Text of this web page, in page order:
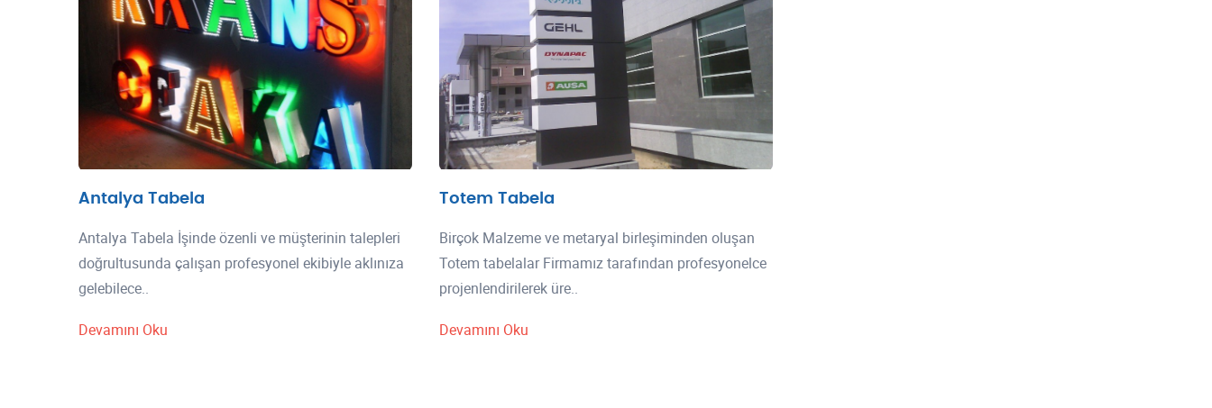
Antalya Tabela
Antalya Tabela İşinde özenli ve müşterinin talepleri
doğrultusunda çalışan profesyonel ekibiyle aklınıza
gelebilece..
Devamını Oku
Totem Tabela
Birçok Malzeme ve metaryal birleşiminden oluşan
Totem tabelalar Firmamız tarafından profesyonelce
projenlendirilerek üre..
Devamını Oku